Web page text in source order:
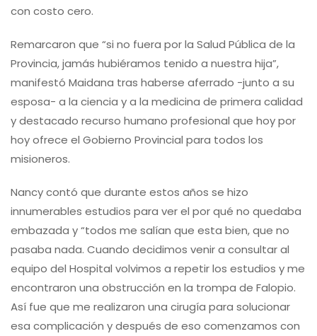
con costo cero.
Remarcaron que “si no fuera por la Salud Pública de la
Provincia, jamás hubiéramos tenido a nuestra hija”,
manifestó Maidana tras haberse aferrado -junto a su
esposa- a la ciencia y a la medicina de primera calidad
y destacado recurso humano profesional que hoy por
hoy ofrece el Gobierno Provincial para todos los
misioneros.
Nancy contó que durante estos años se hizo
innumerables estudios para ver el por qué no quedaba
embazada y “todos me salían que esta bien, que no
pasaba nada. Cuando decidimos venir a consultar al
equipo del Hospital volvimos a repetir los estudios y me
encontraron una obstrucción en la trompa de Falopio.
Así fue que me realizaron una cirugía para solucionar
esa complicación y después de eso comenzamos con